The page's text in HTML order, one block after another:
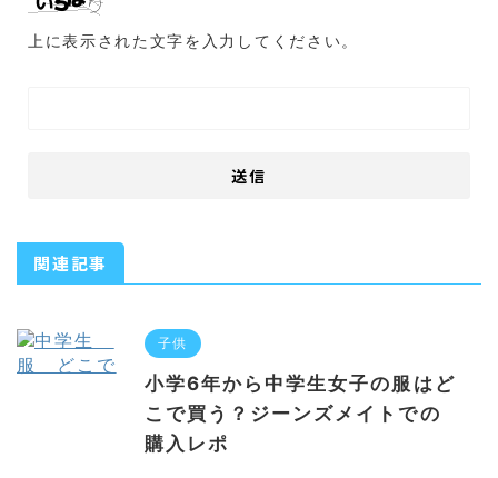
上に表示された文字を入力してください。
関連記事
子供
小学6年から中学生女子の服はど
こで買う？ジーンズメイトでの
購入レポ